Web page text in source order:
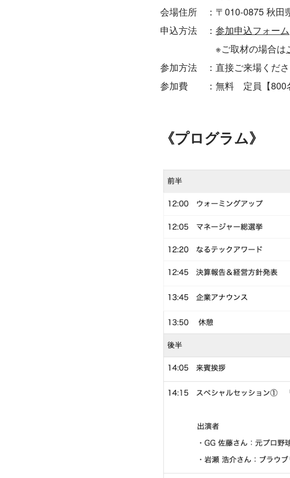
会場住所　：〒010-0875 秋田
申込方法　： 参加申込フォーム
※ご取材の場合は
参加方法　：直接ご来場くだ
参加費　　：無料　定員【800
《プログラム》